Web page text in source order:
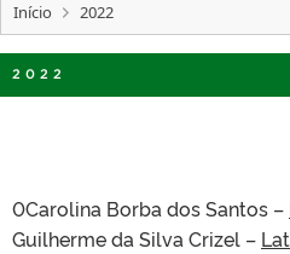
INTERNACIONAL
Início 2022
2022
0Carolina Borba dos Santos –
Guilherme da Silva Crizel –